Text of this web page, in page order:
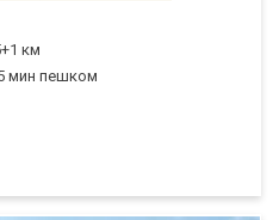
км
мин пешком